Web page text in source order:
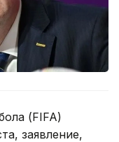
(FIFA)
заявление,